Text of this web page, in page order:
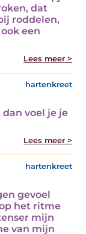
dat
roddelen,
een
Lees meer >
hartenkreet
voel je je
Lees meer >
hartenkreet
gevoel
het ritme
mijn
van mijn